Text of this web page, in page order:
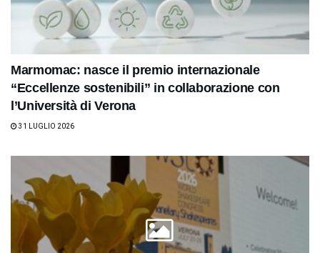
Marmomac: nasce il premio internazionale
“Eccellenze sostenibili” in collaborazione con
l’Università di Verona
31 LUGLIO 2026